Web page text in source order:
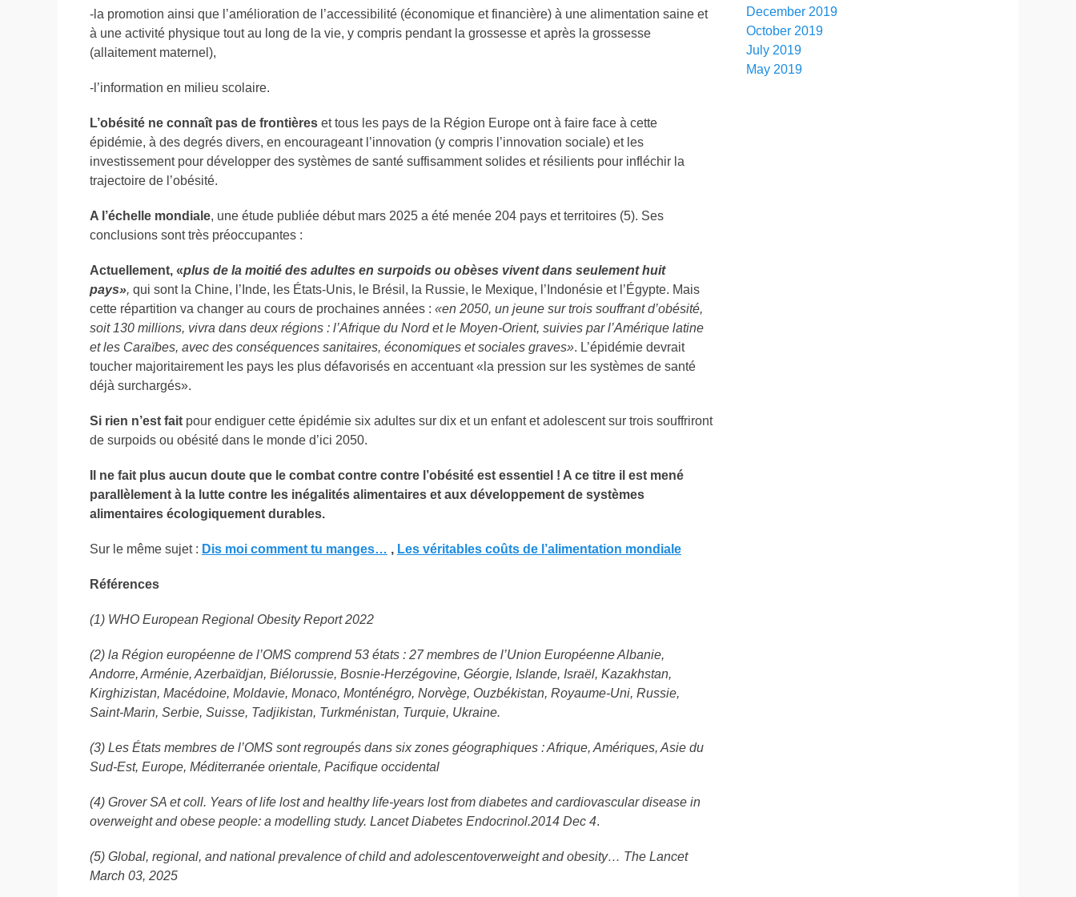
-la promotion ainsi que l’amélioration de l’accessibilité (économique et financière) à une alimentation saine et
à une activité physique tout au long de la vie, y compris pendant la grossesse et après la grossesse
(allaitement maternel),
-l’information en milieu scolaire.
L’obésité ne connaît pas de frontières et tous les pays de la Région Europe ont à faire face à cette
épidémie, à des degrés divers, en encourageant l’innovation (y compris l’innovation sociale) et les
investissement pour développer des systèmes de santé suffisamment solides et résilients pour infléchir la
trajectoire de l’obésité.
A l’échelle mondiale, une étude publiée début mars 2025 a été menée 204 pays et territoires (5). Ses
conclusions sont très préoccupantes :
Actuellement, «plus de la moitié des adultes en surpoids ou obèses vivent dans seulement huit
pays», qui sont la Chine, l’Inde, les États-Unis, le Brésil, la Russie, le Mexique, l’Indonésie et l’Égypte. Mais
cette répartition va changer au cours de prochaines années : «en 2050, un jeune sur trois souffrant d’obésité,
soit 130 millions, vivra dans deux régions : l’Afrique du Nord et le Moyen-Orient, suivies par l’Amérique latine
et les Caraïbes, avec des conséquences sanitaires, économiques et sociales graves». L’épidémie devrait
toucher majoritairement les pays les plus défavorisés en accentuant «la pression sur les systèmes de santé
déjà surchargés».
Si rien n’est fait pour endiguer cette épidémie six adultes sur dix et un enfant et adolescent sur trois souffriront
de surpoids ou obésité dans le monde d’ici 2050.
Il ne fait plus aucun doute que le combat contre contre l’obésité est essentiel ! A ce titre il est mené
parallèlement à la lutte contre les inégalités alimentaires et aux développement de systèmes
alimentaires écologiquement durables.
Sur le même sujet : Dis moi comment tu manges… , Les véritables coûts de l’alimentation mondiale
Références
(1) WHO European Regional Obesity Report 2022
(2) la Région européenne de l’OMS comprend 53 états : 27 membres de l’Union Européenne Albanie,
Andorre, Arménie, Azerbaïdjan, Biélorussie, Bosnie-Herzégovine, Géorgie, Islande, Israël, Kazakhstan,
Kirghizistan, Macédoine, Moldavie, Monaco, Monténégro, Norvège, Ouzbékistan, Royaume-Uni, Russie,
Saint-Marin, Serbie, Suisse, Tadjikistan, Turkménistan, Turquie, Ukraine.
(3) Les États membres de l’OMS sont regroupés dans six zones géographiques : Afrique, Amériques, Asie du
Sud-Est, Europe, Méditerranée orientale, Pacifique occidental
(4) Grover SA et coll. Years of life lost and healthy life-years lost from diabetes and cardiovascular disease in
overweight and obese people: a modelling study. Lancet Diabetes Endocrinol.2014 Dec 4.
(5) Global, regional, and national prevalence of child and adolescentoverweight and obesity… The Lancet
March 03, 2025
December 2019
October 2019
July 2019
May 2019